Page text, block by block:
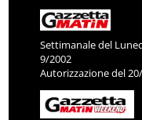
Settimanale del
9/2002
Autorizzazione del